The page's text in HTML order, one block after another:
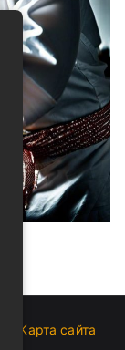
Карта сайта